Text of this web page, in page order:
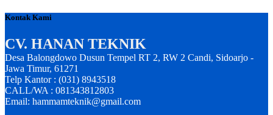
Kontak Kami
CV. HANAN TEKNIK
Desa Balongdowo Dusun Tempel RT 2, RW 2 Candi, Sidoarjo -
Jawa Timur, 61271
Telp Kantor : (031) 8943518
CALL/WA : 081343812803
Email: hammamteknik@gmail.com